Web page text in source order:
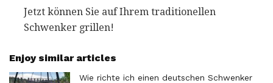
Jetzt können Sie auf Ihrem traditionellen
Schwenker grillen!
Enjoy similar articles
Wie richte ich einen deutschen Schwenker